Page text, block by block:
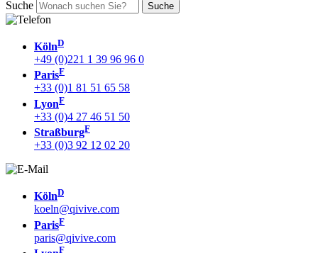
Suche
KölnD
+49 (0)221 1 39 96 96 0
ParisF
+33 (0)1 81 51 65 58
LyonF
+33 (0)4 27 46 51 50
StraßburgF
+33 (0)3 92 12 02 20
KölnD
koeln@qivive.com
ParisF
paris@qivive.com
F